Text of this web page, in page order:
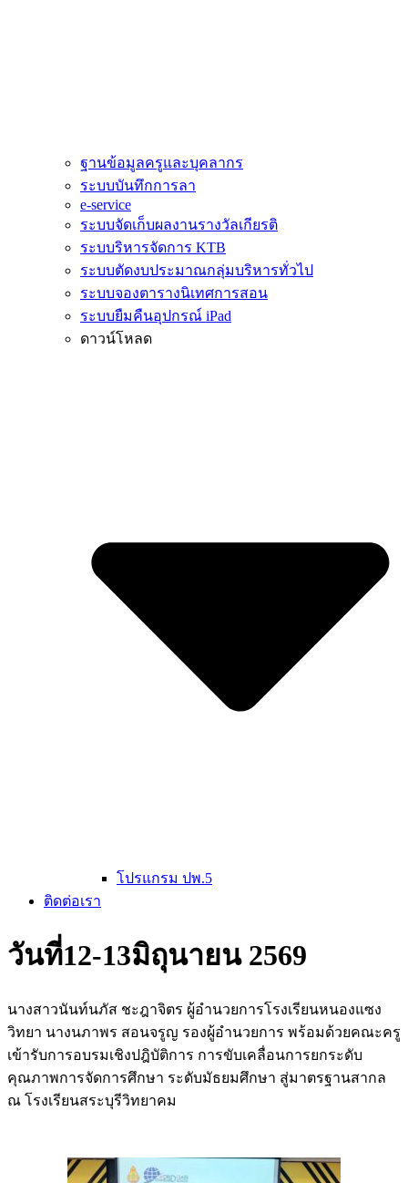
ฐานข้อมูลครูและบุคลากร
ระบบบันทึกการลา
e-service
ระบบจัดเก็บผลงานรางวัลเกียรติ
ระบบริหารจัดการ KTB
ระบบตัดงบประมาณกลุ่มบริหารทั่วไป
ระบบจองตารางนิเทศการสอน
ระบบยืมคืนอุปกรณ์ iPad
ดาวน์โหลด
โปรแกรม ปพ.5
ติดต่อเรา
วันที่12-13มิถุนายน 2569
นางสาวนันท์นภัส ชะฎาจิตร ผู้อำนวยการโรงเรียนหนองแซง
วิทยา นางนภาพร สอนจรูญ รองผู้อำนวยการ พร้อมด้วยคณะครู
เข้ารับการอบรมเชิงปฎิบัติการ การขับเคลื่อนการยกระดับ
คุณภาพการจัดการศึกษา ระดับมัธยมศึกษา สู่มาตรฐานสากล
ณ โรงเรียนสระบุรีวิทยาคม